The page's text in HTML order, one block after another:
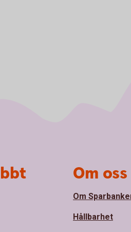
Om oss
Om
Hållbarhet